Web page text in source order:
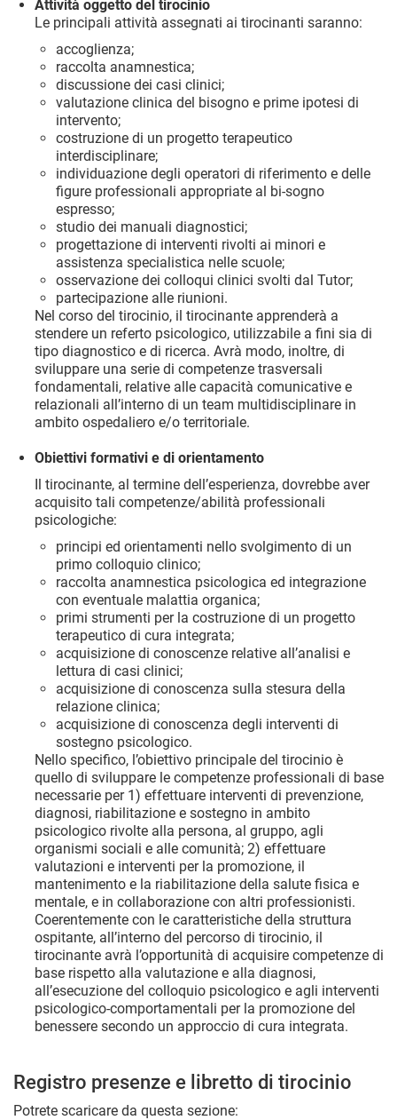
Attività oggetto del tirocinio
Le principali attività assegnati ai tirocinanti saranno:
accoglienza;
raccolta anamnestica;
discussione dei casi clinici;
valutazione clinica del bisogno e prime ipotesi di
intervento;
costruzione di un progetto terapeutico
interdisciplinare;
individuazione degli operatori di riferimento e delle
figure professionali appropriate al bi-sogno
espresso;
studio dei manuali diagnostici;
progettazione di interventi rivolti ai minori e
assistenza specialistica nelle scuole;
osservazione dei colloqui clinici svolti dal Tutor;
partecipazione alle riunioni.
Nel corso del tirocinio, il tirocinante apprenderà a
stendere un referto psicologico, utilizzabile a fini sia di
tipo diagnostico e di ricerca. Avrà modo, inoltre, di
sviluppare una serie di competenze trasversali
fondamentali, relative alle capacità comunicative e
relazionali all’interno di un team multidisciplinare in
ambito ospedaliero e/o territoriale.
Obiettivi formativi e di orientamento
Il tirocinante, al termine dell’esperienza, dovrebbe aver
acquisito tali competenze/abilità professionali
psicologiche:
principi ed orientamenti nello svolgimento di un
primo colloquio clinico;
raccolta anamnestica psicologica ed integrazione
con eventuale malattia organica;
primi strumenti per la costruzione di un progetto
terapeutico di cura integrata;
acquisizione di conoscenze relative all’analisi e
lettura di casi clinici;
acquisizione di conoscenza sulla stesura della
relazione clinica;
acquisizione di conoscenza degli interventi di
sostegno psicologico.
Nello specifico, l’obiettivo principale del tirocinio è
quello di sviluppare le competenze professionali di base
necessarie per 1) effettuare interventi di prevenzione,
diagnosi, riabilitazione e sostegno in ambito
psicologico rivolte alla persona, al gruppo, agli
organismi sociali e alle comunità; 2) effettuare
valutazioni e interventi per la promozione, il
mantenimento e la riabilitazione della salute fisica e
mentale, e in collaborazione con altri professionisti.
Coerentemente con le caratteristiche della struttura
ospitante, all’interno del percorso di tirocinio, il
tirocinante avrà l’opportunità di acquisire competenze di
base rispetto alla valutazione e alla diagnosi,
all’esecuzione del colloquio psicologico e agli interventi
psicologico-comportamentali per la promozione del
benessere secondo un approccio di cura integrata.
Registro presenze e libretto di tirocinio
Potrete scaricare da questa sezione: